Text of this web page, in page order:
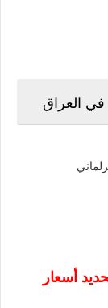
في العراق
أسعار